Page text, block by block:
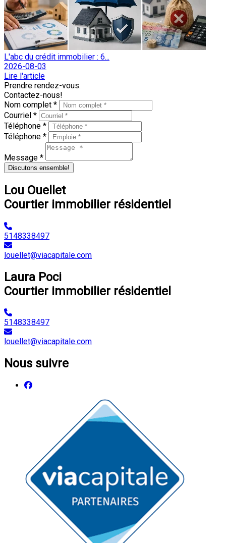
L'abc du crédit immobilier : 6...
2026-08-03
Lire l'article
Prendre rendez-vous.
Contactez-nous!
Nom complet *
Courriel *
Téléphone *
Téléphone *
Message *
Discutons ensemble!
Lou Ouellet
Courtier immobilier résidentiel
5148338497
louellet@viacapitale.com
Laura Poci
Courtier immobilier résidentiel
5148338497
louellet@viacapitale.com
Nous suivre